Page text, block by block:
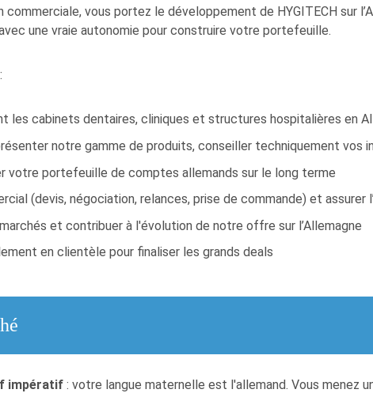
vous portez le développement de HYGITECH sur
une vraie autonomie pour construire votre portefeuille.
les cabinets dentaires, cliniques et structures hospitalières en
notre gamme de produits, conseiller techniquement
votre portefeuille de comptes allemands sur le long terme
(devis, négociation, relances, prise de commande) et assurer
et contribuer à l'évolution de notre offre sur l’Allemagne
en clientèle pour finaliser les grands deals
impératif : votre langue maternelle est l'allemand. Vous menez